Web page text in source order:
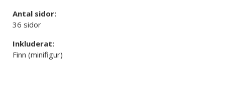
Antal sidor:
36 sidor
Inkluderat:
Finn (minifigur)